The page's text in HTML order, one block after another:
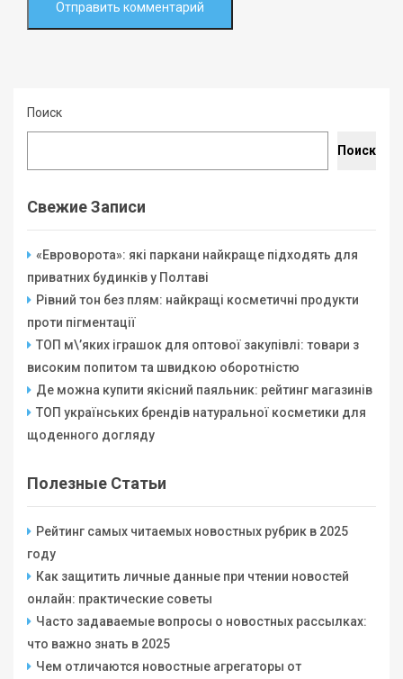
Поиск
Поиск
Свежие Записи
«Евроворота»: які паркани найкраще підходять для
приватних будинків у Полтаві
Рівний тон без плям: найкращі косметичні продукти
проти пігментації
ТОП м\’яких іграшок для оптової закупівлі: товари з
високим попитом та швидкою оборотністю
Де можна купити якісний паяльник: рейтинг магазинів
ТОП українських брендів натуральної косметики для
щоденного догляду
Полезные Статьи
Рейтинг самых читаемых новостных рубрик в 2025
году
Как защитить личные данные при чтении новостей
онлайн: практические советы
Часто задаваемые вопросы о новостных рассылках:
что важно знать в 2025
Чем отличаются новостные агрегаторы от